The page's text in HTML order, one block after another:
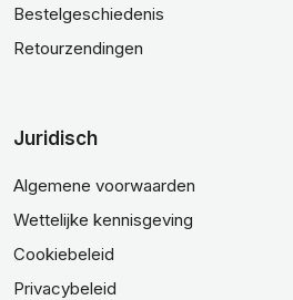
Bestelgeschiedenis
Retourzendingen
Juridisch
Algemene voorwaarden
Wettelijke kennisgeving
Cookiebeleid
Privacybeleid